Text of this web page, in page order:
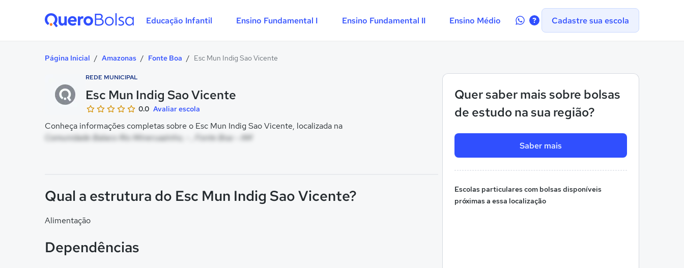
Educação Infantil Ensino Fundamental I Ensino Fundamental II Ensino Médio
Contate-Cadastre sua escola
Página Inicial / Amazonas / Fonte Boa / Esc Mun Indig Sao Vicente
REDE MUNICIPAL
Esc Mun Indig Sao Vicente
0.0 Avaliar escola
Conheça informações completas sobre o Esc Mun Indig Sao Vicente, localizada na
Comunidade Balaco Rio Mineruazinho, - , Fonte Boa - AM
Quer saber mais sobre bolsas
de estudo na sua região?
Saber mais
Escolas particulares com bolsas disponíveis
próximas a essa localização
Qual a estrutura do Esc Mun Indig Sao Vicente?
Alimentação
Dependências